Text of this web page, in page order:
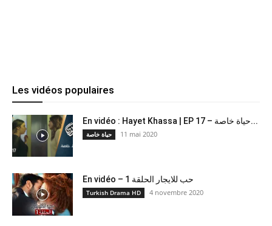
Les vidéos populaires
En vidéo : Hayet Khassa | EP 17 – حياة خاصة...
حياة خاصة 11 mai 2020
En vidéo – حب للايجار الحلقة 1
Turkish Drama HD 4 novembre 2020